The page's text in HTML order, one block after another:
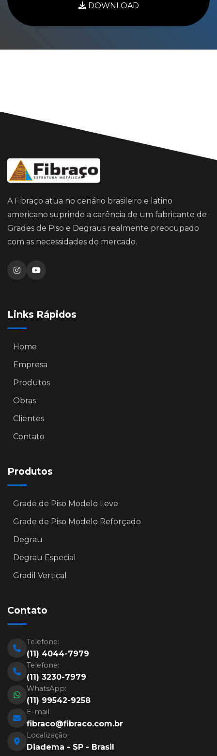
DOWNLOAD
A Fibraço atua no cenário brasileiro e latino
americano suprindo a carência de um fabricante de
Grades de Piso e Degraus realmente preocupado
com as necessidades do mercado.
Links Rápidos
Home
Empresa
Produtos
Obras
Clientes
Contato
Produtos
Grade de Piso Modelo Leve
Grade de Piso Modelo Reforçado
Degrau
Degrau Especial
Gradil Vertical
Contato
Telefone:
(11) 4044-7979
Telefone:
(11) 3230-7979
WhatsApp:
(11) 99542-9258
E-mail:
fibraco@fibraco.com.br
Localização:
Diadema - SP - Brasil